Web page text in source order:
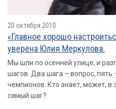
20 октября 2010
«Главное хорошо
уверена Юлия Меркулова.
Мы шли по осенней улице, и
шагов. Два шага – вопрос, пять
чемпионов. Кто знает, может, в
самый шаг?